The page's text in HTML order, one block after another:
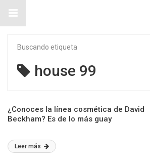
Buscando etiqueta
house 99
¿Conoces la línea cosmética de David
Beckham? Es de lo más guay
Leer más